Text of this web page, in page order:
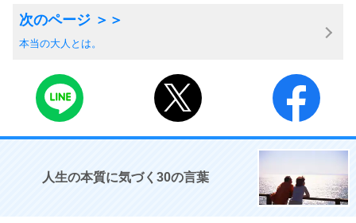
本当の大人とは。
人生の本質に気づく30の言葉